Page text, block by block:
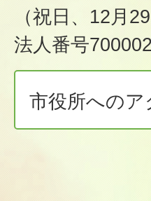
（祝日、12月
法人番号
市役所へのア